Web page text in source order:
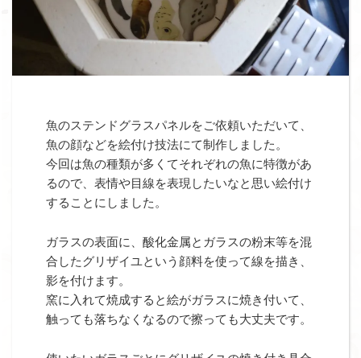
魚のステンドグラスパネルをご依頼いただいて、
魚の顔などを絵付け技法にて制作しました。
今回は魚の種類が多くてそれぞれの魚に特徴があ
るので、表情や目線を表現したいなと思い絵付け
することにしました。
ガラスの表面に、酸化金属とガラスの粉末等を混
合したグリザイユという顔料を使って線を描き、
影を付けます。
窯に入れて焼成すると絵がガラスに焼き付いて、
触っても落ちなくなるので擦っても大丈夫です。